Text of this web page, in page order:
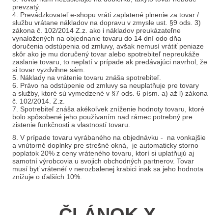
prevzatý.
4. Prevádzkovateľ e-shopu vráti zaplatené plnenie za tovar /
službu vrátane nákladov na dopravu v zmysle ust. §9 ods. 3)
zákona č. 102/2014 Z.z. ako i nákladov preukázateľne
vynaložených na objednanie tovaru do 14 dní odo dňa
doručenia odstúpenia od zmluvy, avšak nemusí vrátiť peniaze
skôr ako je mu doručený tovar alebo spotrebiteľ nepreukáže
zaslanie tovaru, to neplatí v prípade ak predávajúci navrhol, že
si tovar vyzdvihne sám.
5. Náklady na vrátenie tovaru znáša spotrebiteľ.
6. Právo na odstúpenie od zmluvy sa neuplatňuje pre tovary
a služby, ktoré sú vymedzené v §7 ods. 6 písm. a) až l) zákona
č. 102/2014. Z.z.
7. Spotrebiteľ znáša akékoľvek zníženie hodnoty tovaru, ktoré
bolo spôsobené jeho používaním nad rámec potrebný pre
zistenie funkčnosti a vlastností tovaru.
8. V prípade tovaru vyrábaného na objednávku - na vonkajšie
a vnútorné doplnky pre strešné okná, je automaticky storno
poplatok 20% z ceny vráteného tovaru, ktorí si uplatňujú aj
samotní výrobcovia u svojich obchodných partnerov. Tovar
musí byť vrátenéí v nerozbalenej krabici inak sa jeho hodnota
znižuje o ďalších 10%.